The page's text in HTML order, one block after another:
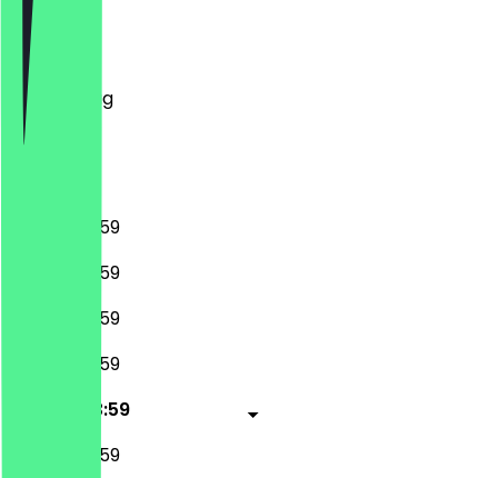
Montag
Dienstag
Mittwoch
Donnerstag
Freitag
Samstag
00:00 - 23:59
00:00 - 23:59
00:00 - 23:59
00:00 - 23:59
00:00 - 23:59
00:00 - 23:59